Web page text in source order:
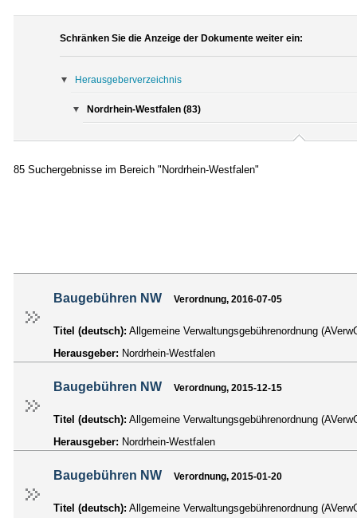
Schränken Sie die Anzeige der Dokumente weiter ein:
Herausgeberverzeichnis
Nordrhein-Westfalen (83)
85 Suchergebnisse im Bereich "Nordrhein-Westfalen"
Baugebühren NW Verordnung, 2016-07-05
Titel (deutsch): Allgemeine Verwaltungsgebührenordnung
Herausgeber: Nordrhein-Westfalen
Baugebühren NW Verordnung, 2015-12-15
Titel (deutsch): Allgemeine Verwaltungsgebührenordnung
Herausgeber: Nordrhein-Westfalen
Baugebühren NW Verordnung, 2015-01-20
Titel (deutsch): Allgemeine Verwaltungsgebührenordnung